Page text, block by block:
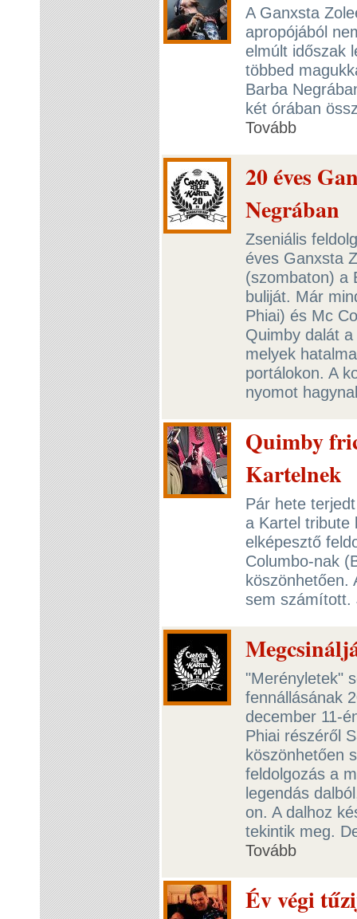
A Ganxsta
apropójából
elmúlt időszak
többed
Barba
két órában
Tovább
20 éves
Negrában
Zseniális
éves Ganxsta
(szombaton) a
buliját. Már
Phiai) és Mc
Quimby dalát
melyek
portálokon. A
nyomot
Quimby
Kartelnek
Pár hete
a Kartel tribute
elképesztő
Columbo-nak
köszönhetően.
sem
"Merényletek"
fennállásának
december 11-
Phiai részéről
köszönhetően
feldolgozás a
legendás
on. A dalhoz
tekintik meg.
Tovább
Év végi